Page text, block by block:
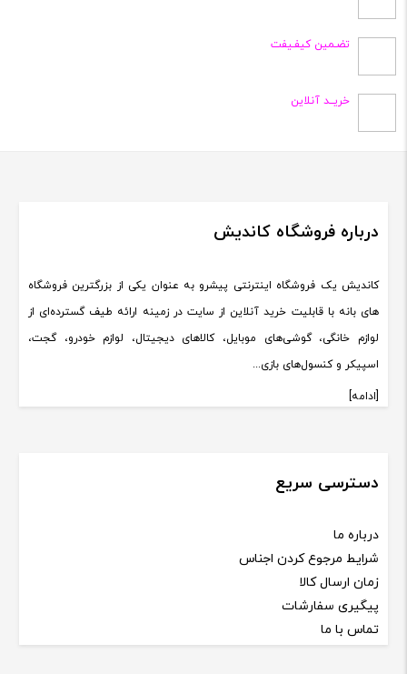
تضـمین کیفـیفت
خریــد آنلاین
درباره فروشگاه کاندیش
کاندیش یک فروشگاه اینترنتی پیشرو به عنوان یکی از بزرگترین فروشگاه
های بانه با قابلیت خرید آنلاین از سایت در زمینه ارائه طیف گسترده‌ای از
لوازم خانگی، گوشی‌های موبایل، کالاهای دیجیتال، لوازم خودرو، گجت،
اسپیکر و کنسول‌های بازی...
[ادامه]
دسترسی سریع
درباره ما
شرایط مرجوع کردن اجناس
زمان ارسال کالا
پیگیری سفارشات
تماس با ما